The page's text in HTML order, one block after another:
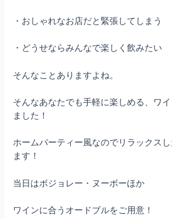
・おしゃれなお店だと緊張してしまう
・どうせならみんなで楽しく飲みたい
そんなことありますよね。
そんなあなたでも手軽に楽しめる、ワ
ました！
ホームパーティー風なのでリラックス
ます！
当日はボジョレー・ヌーボーほか
ワインに合うオードブルをご用意！